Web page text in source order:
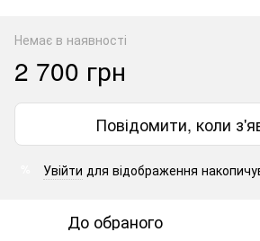
Немає в наявності
2 700 грн
Повідомити, коли
Увійти для відображення
До обраного